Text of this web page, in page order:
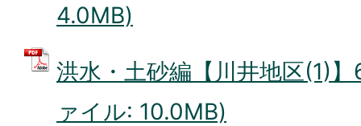
4.0MB)
洪水・土砂編【川井地区(1)
ァイル: 10.0MB)